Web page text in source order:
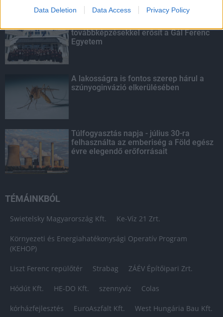
Data Deletion Data Access Privacy Policy
továbbképzésekkel erősít a Gál Ferenc
Egyetem
A lakosságra is fontos szerep hárul a
szúnyoginvázió elkerülésében
Túlfogyasztás napja - július 30-ra
felhasználta az emberiség a Föld egész
évre elegendő erőforrásait
TÉMÁINKBÓL
Swietelsky Magyarország Kft. Ke-Víz 21 Zrt.
Környezeti és Energiahatékonysági Operatív Program
(KEHOP)
Liszt Ferenc repülőtér Strabag ZÁÉV Építőipari Zrt.
Hódút Kft. HE-DO Kft. szennyvíz Colas
kórházfejlesztés EuroAszfalt Kft. West Hungária Bau Kft.